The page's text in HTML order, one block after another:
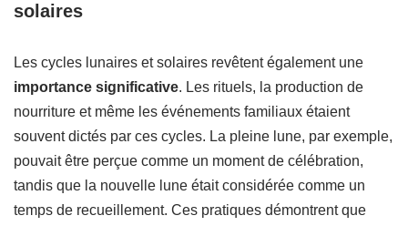
solaires
Les cycles lunaires et solaires revêtent également une
importance significative. Les rituels, la production de
nourriture et même les événements familiaux étaient
souvent dictés par ces cycles. La pleine lune, par exemple,
pouvait être perçue comme un moment de célébration,
tandis que la nouvelle lune était considérée comme un
temps de recueillement. Ces pratiques démontrent que